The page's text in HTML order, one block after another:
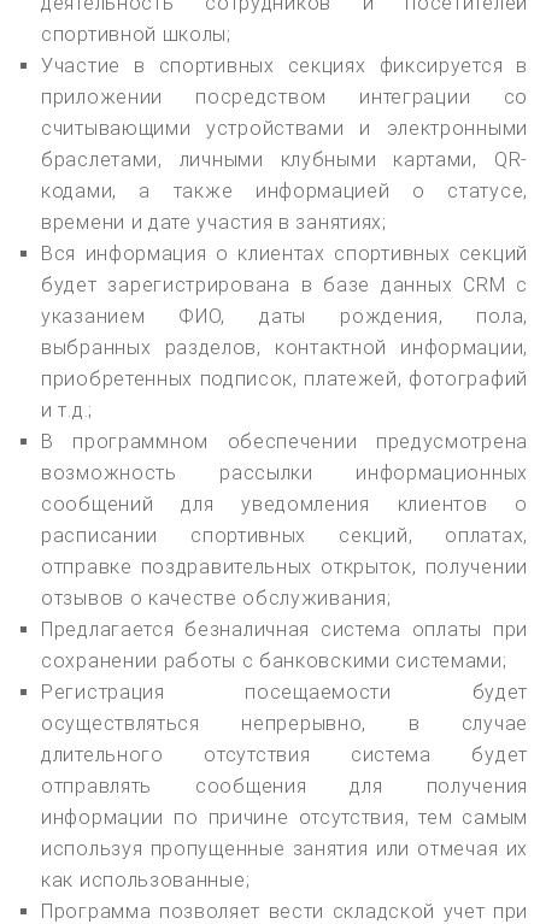
спортивной школы;
Участие в спортивных секциях фиксируется в
приложении посредством интеграции со
считывающими устройствами и электронными
браслетами, личными клубными картами, QR-
кодами, а также информацией о статусе,
времени и дате участия в занятиях;
Вся информация о клиентах спортивных секций
будет зарегистрирована в базе данных CRM с
указанием ФИО, даты рождения, пола,
выбранных разделов, контактной информации,
приобретенных подписок, платежей, фотографий
и т.д.;
В программном обеспечении предусмотрена
возможность рассылки информационных
сообщений для уведомления клиентов о
расписании спортивных секций, оплатах,
отправке поздравительных открыток, получении
отзывов о качестве обслуживания;
Предлагается безналичная система оплаты при
сохранении работы с банковскими системами;
Регистрация посещаемости будет
осуществляться непрерывно, в случае
длительного отсутствия система будет
отправлять сообщения для получения
информации по причине отсутствия, тем самым
используя пропущенные занятия или отмечая их
как использованные;
Программа позволяет вести складской учет при